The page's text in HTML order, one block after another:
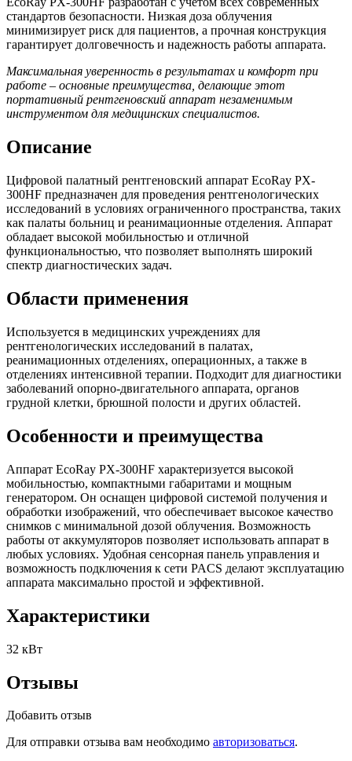
стандартов безопасности. Низкая доза облучения
минимизирует риск для пациентов, а прочная конструкция
гарантирует долговечность и надежность работы аппарата.
Максимальная уверенность в результатах и комфорт при
работе – основные преимущества, делающие этот
портативный рентгеновский аппарат незаменимым
инструментом для медицинских специалистов.
Описание
Цифровой палатный рентгеновский аппарат EcoRay PX-
300HF предназначен для проведения рентгенологических
исследований в условиях ограниченного пространства, таких
как палаты больниц и реанимационные отделения. Аппарат
обладает высокой мобильностью и отличной
функциональностью, что позволяет выполнять широкий
спектр диагностических задач.
Области применения
Используется в медицинских учреждениях для
рентгенологических исследований в палатах,
реанимационных отделениях, операционных, а также в
отделениях интенсивной терапии. Подходит для диагностики
заболеваний опорно-двигательного аппарата, органов
грудной клетки, брюшной полости и других областей.
Особенности и преимущества
Аппарат EcoRay PX-300HF характеризуется высокой
мобильностью, компактными габаритами и мощным
генератором. Он оснащен цифровой системой получения и
обработки изображений, что обеспечивает высокое качество
снимков с минимальной дозой облучения. Возможность
работы от аккумуляторов позволяет использовать аппарат в
любых условиях. Удобная сенсорная панель управления и
возможность подключения к сети PACS делают эксплуатацию
аппарата максимально простой и эффективной.
Характеристики
32 кВт
Отзывы
Добавить отзыв
Для отправки отзыва вам необходимо авторизоваться.